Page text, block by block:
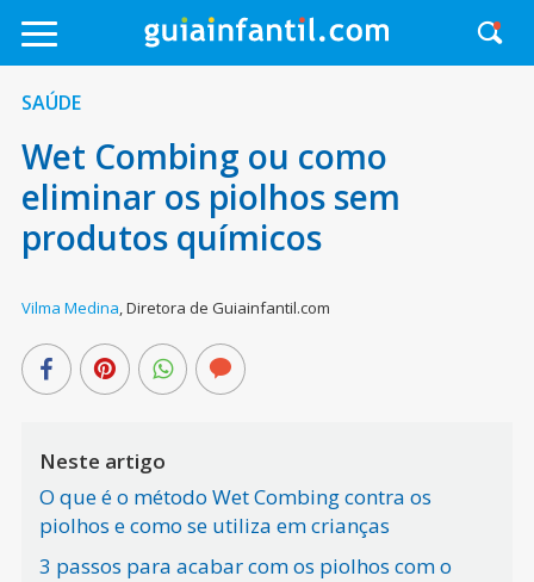
SAÚDE
Wet Combing ou como
eliminar os piolhos sem
produtos químicos
Vilma Medina,Diretora de Guiainfantil.com
Neste artigo
O que é o método Wet Combing contra os
piolhos e como se utiliza em crianças
3 passos para acabar com os piolhos com o